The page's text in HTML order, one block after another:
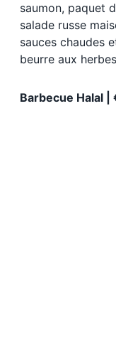
saumon, paquet
salade russe
sauces chaudes
beurre aux
Barbecue Halal |